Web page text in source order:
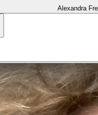
Alexandra